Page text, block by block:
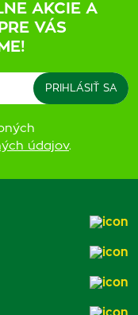
AKCIE A
VÁS
údajov.